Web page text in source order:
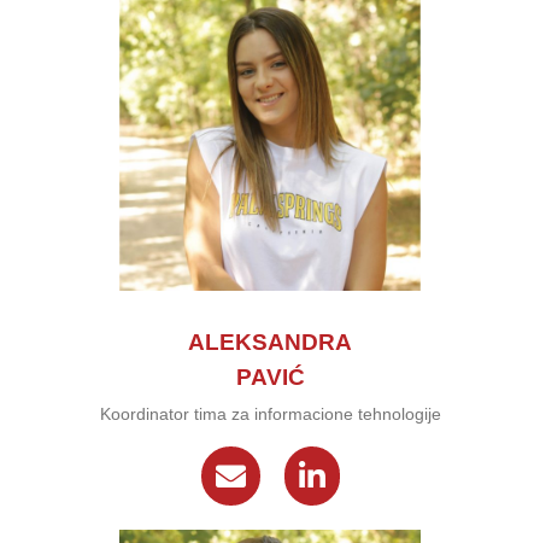
ALEKSANDRA
PAVIĆ
Koordinator tima za informacione tehnologije